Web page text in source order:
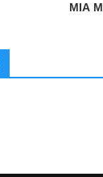
ΜΙΑ